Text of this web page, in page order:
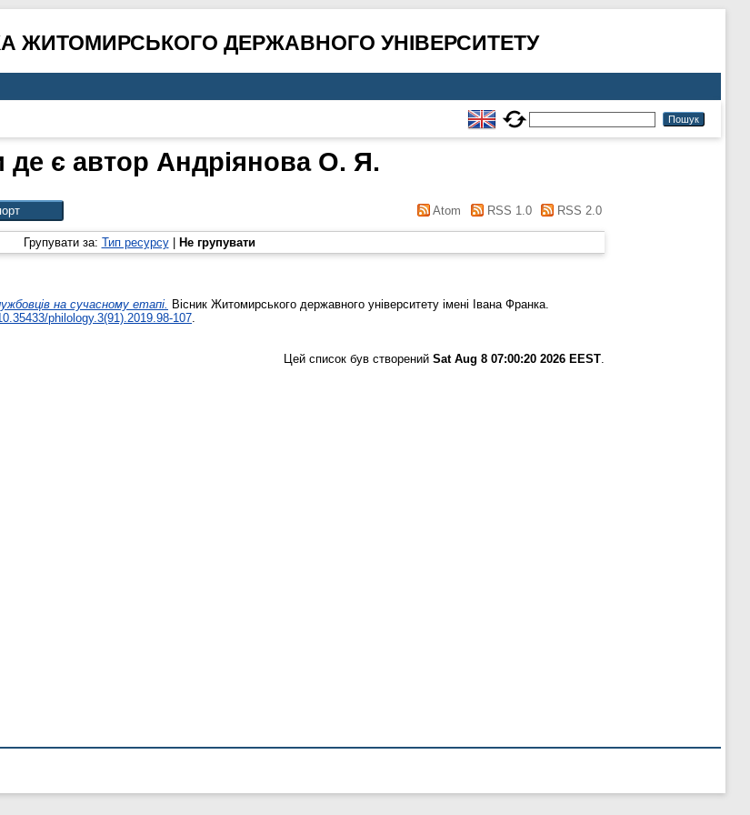
ЖИТОМИРСЬКОГО ДЕРЖАВНОГО УНІВЕРСИТЕТУ
де є автор Андріянова О. Я.
Atom RSS 1.0 RSS 2.0
Групувати за: Тип ресурсу| Не групувати
на сучасному етапі. Вісник Житомирського державного університету імені Івана Франка.
philology.3(91).2019.98-107.
Цей список був створений Sat Aug 8 07:00:20 2026 EEST.